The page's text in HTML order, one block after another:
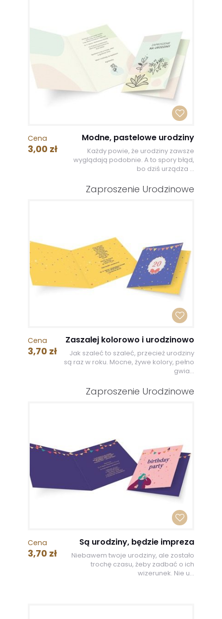
Cena
3,00 zł
Modne, pastelowe urodziny
Każdy powie, że urodziny zawsze
wyglądają podobnie. A to spory błąd,
bo dziś urządza ...
Zaproszenie Urodzinowe
Cena
3,70 zł
Zaszalej kolorowo i urodzinowo
Jak szaleć to szaleć, przecież urodziny
są raz w roku. Mocne, żywe kolory, pełno
gwia...
Zaproszenie Urodzinowe
Cena
3,70 zł
Są urodziny, będzie impreza
Niebawem twoje urodziny, ale zostało
trochę czasu, żeby zadbać o ich
wizerunek. Nie u...